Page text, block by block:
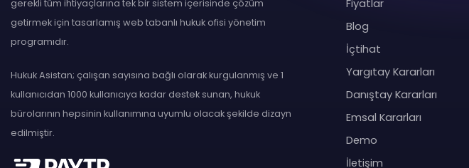
gerekli tüm ihtiyaçlarına tek bir sistem içerisinde çözüm
getirmek için tasarlamış web tabanlı hukuk ofisi yönetim
programıdır.
Hukuk Asistan; çalışan sayısına bağlı olarak kurgulanmış ve 1
kullanıcıdan 1000 kullanıcıya kadar destek sunan, hukuk
bürolarının hepsinin kullanımına uyumlu olacak şekilde dizayn
edilmiştir.
Fiyatlar
Blog
İçtihat
Yargıtay Kararları
Danıştay Kararları
Emsal Kararları
Demo
İletişim